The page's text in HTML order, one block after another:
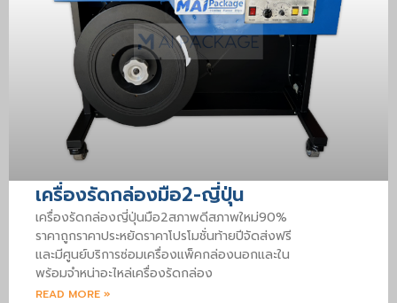
เครื่องรัดกล่องมือ2-ญี่ปุ่น
เครื่องรัดกล่องญี่ปุ่นมือ2สภาพดีสภาพใหม่90%
ราคาถูกราคาประหยัดราคาโปรโมชั่นท้ายปีจัดส่งฟรี
และมีศูนย์บริการซ่อมเครื่องแพ็คกล่องนอกและใน
พร้อมจำหน่าอะไหล่เครื่องรัดกล่อง
READ MORE »